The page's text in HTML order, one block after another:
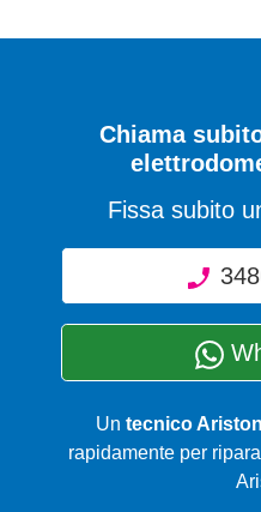
Chiama
Fissa subito
Un tecnico Ariston
rapidamente per